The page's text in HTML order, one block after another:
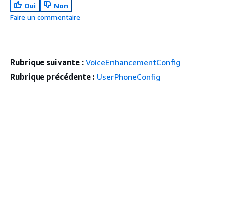
Oui
Non
Faire un commentaire
Rubrique suivante : VoiceEnhancementConfig
Rubrique précédente : UserPhoneConfig